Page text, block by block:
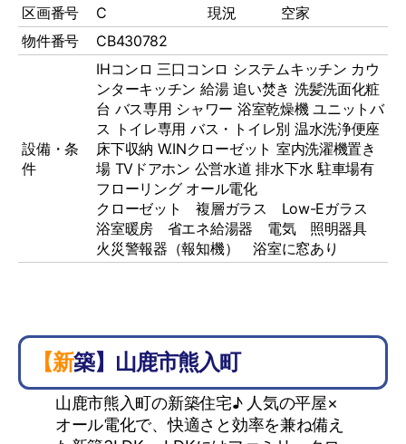
区画番号 C 現況
空家
物件番号
CB430782
設備・条
件
IHコンロ 三口コンロ システムキッチン カウ
ンターキッチン 給湯 追い焚き 洗髪洗面化粧
台 バス専用 シャワー 浴室乾燥機 ユニットバ
ス トイレ専用 バス・トイレ別 温水洗浄便座
床下収納 W.INクローゼット 室内洗濯機置き
場 TVドアホン 公営水道 排水下水 駐車場有
フローリング オール電化
クローゼット 複層ガラス Low-Eガラス
浴室暖房 省エネ給湯器 電気 照明器具
火災警報器（報知機） 浴室に窓あり
【新築】山鹿市熊入町
山鹿市熊入町の新築住宅♪ 人気の平屋×
オール電化で、快適さと効率を兼ね備え